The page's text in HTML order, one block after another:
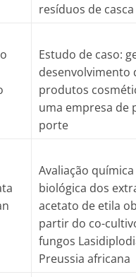
resíduos de
Estudo de caso:
desenvolvimento
produtos
uma empresa de
porte
Avaliação
biológica dos
acetato de etila
partir do co-
fungos
Preussia africana​